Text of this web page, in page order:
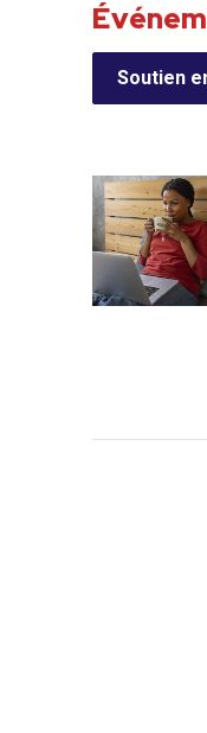
Soutien